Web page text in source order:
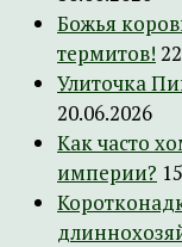
Божья
термитов!
Улиточка
20.06.2026
Как часто
империи?